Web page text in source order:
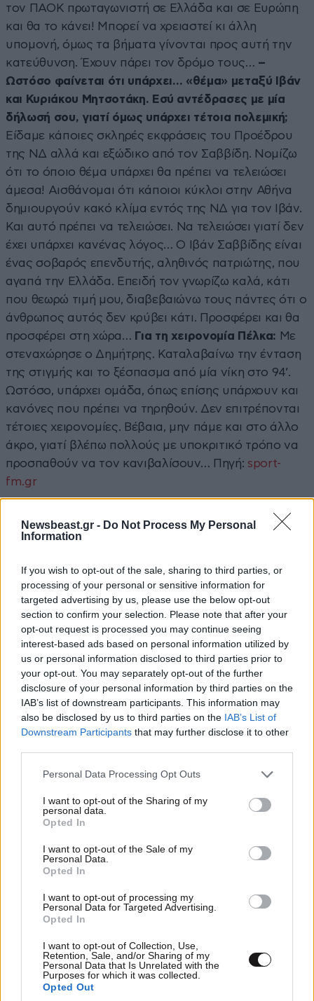
Newsbeast.gr - Do Not Process My Personal
Information
If you wish to opt-out of the sale, sharing to third parties, or
processing of your personal or sensitive information for
targeted advertising by us, please use the below opt-out
section to confirm your selection. Please note that after your
opt-out request is processed you may continue seeing
interest-based ads based on personal information utilized by
us or personal information disclosed to third parties prior to
your opt-out. You may separately opt-out of the further
disclosure of your personal information by third parties on the
IAB’s list of downstream participants. This information may
also be disclosed by us to third parties on the IAB’s List of
Downstream Participants that may further disclose it to other
Please note that this website/app uses one or more Google
not limited to your visit or usage behaviour. You may click to
grant or deny consent to Google and its third-party tags to
use your data for below specified purposes in below Google
consent section.
Personal Data Processing Opt Outs
I want to opt-out of the Sharing of my
personal data.
Opted In
I want to opt-out of the Sale of my
Personal Data.
Opted In
I want to opt-out of processing my
Personal Data for Targeted Advertising.
Opted In
I want to opt-out of Collection, Use,
Retention, Sale, and/or Sharing of my
Personal Data that Is Unrelated with the
Purposes for which it was collected.
Opted Out
τον ΠΑΟΚ πρωταγωνιστή σε Ελλάδα και σε Ευρώπη
και θα το κάνει! Μπορεί να χρειαστεί κι άλλη
υπομονή, όμως τα βήματα γίνονται προς αυτή την
κατεύθυνση. Έχουν πάρει τον δρόμο τους… –
Ωστόσο φαίνεται ότι υπάρχει… «θέμα» μεταξύ Ιβάν
και Κυριάκου Μητσοτάκη. Εσύ αντέδρασες με μία
δήλωσή σου, γιατί όμως υπάρχει τέτοια πολεμική;
Είδαμε κάποιες σκληρές εκφράσεις του Προέδρου
της ΝΔ αλλά και εξώδικο από τον Σαββίδη. Νομίζω
ότι το όποιο θέμα υπάρχει θα πρέπει να τελειώσει
άμεσα! Αισθάνομαι ότι κάποιοι κύκλοι στην Αθήνα
δημιουργούν κακό κλίμα εντός της ΝΔ για τον Ιβάν.
Και αυτό πρέπει να τελειώσει. Να τελειώσει γιατί δεν
έχει υπάρχει κανένας λόγος… Ο Ιβάν Σαββίδης είναι
ένας σοβαρός επενδυτής, αληθινός πατριώτης, που
αγαπά την Ελλάδα. Επειδή τον γνωρίζω καλά, κάτι
που θεωρώ τιμή μου, διαβεβαιώνω τους πάντες ότι ο
άνθρωπος αυτός δεν κρύβει κάτι. Προσφέρει και θα
προσφέρει στη χώρα… Για τη χειρονομία Πέλκα: Με
στεναχώρησε ο Δημήτρης. Καταλαβαίνω την ένταση
της στιγμής και το ξέσπασμα από μία νίκη στο 94’.
Ωστόσο, υπάρχει ομάδα, όπως επίσης υπάρχουν και
κανόνες που πρέπει να τηρηθούν. Δεν επιτρέπονται
τέτοιες χειρονομίες. Βέβαια, μην πάμε και στο άλλο
άκρο, γιατί βλέπω πολλούς με υποκριτικό τρόπο να
προσπαθούν να τον κανιβαλίσουν… Πηγή:sport-
fm.gr